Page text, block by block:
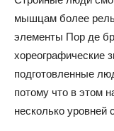
мышцам более
элементы Пор де
хореографические
подготовленные
потому что в этом
несколько уровней